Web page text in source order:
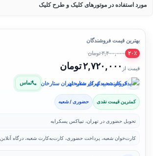
مورد استفاده در موتورهای کلیک و طرح کلیک
بهترین قیمت فروشندگان
۲۰٪ ۳,۴۰۰,۰۰۰ تومان
قیمت از ۲,۷۲۰,۰۰۰ تومان
فروشنده: یدک کار شعبه تهران ستارخان تماس
کمترین قیمت نقدی حضوری / شعبه
تحویل حضوری در تهران، تیپاکس پسکرایه
کارت‌خوان شعبه، پرداخت حضوری، کارت‌به‌کارت شعبه، درگاه آنلاین